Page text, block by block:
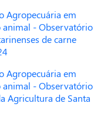
Agropecuária em
animal - Observatório
de carne
Agropecuária em
animal - Observatório
Agricultura de Santa